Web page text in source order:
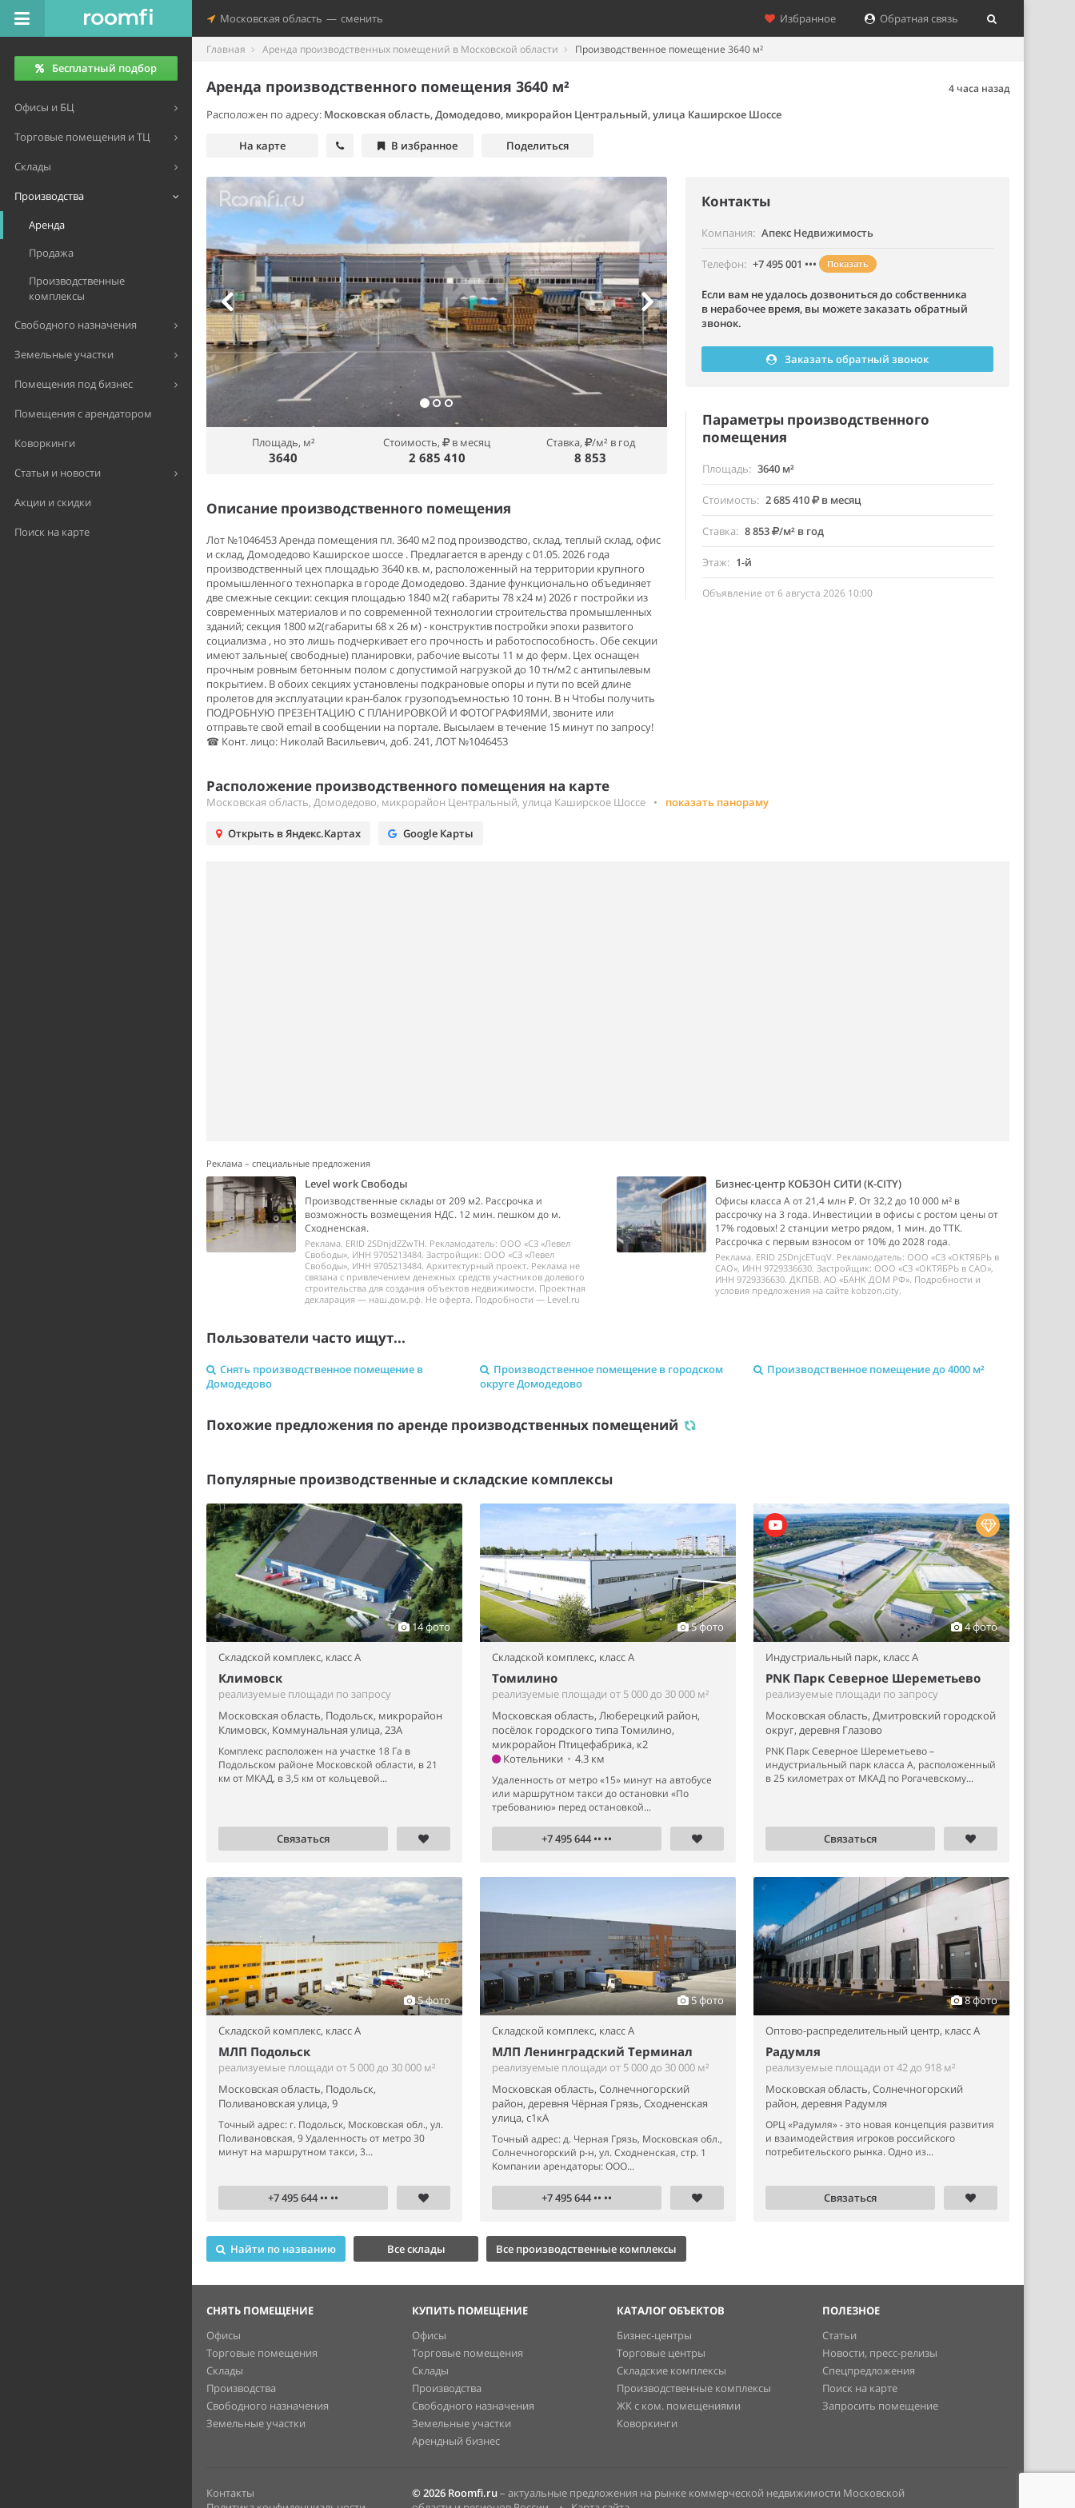
Московская область — сменить Избранное Обратная связь
Бесплатный подбор
Офисы и БЦ
Торговые помещения и ТЦ
Склады
Производства
Аренда
Продажа
Производственные
комплексы
Свободного назначения
Земельные участки
Помещения под бизнес
Помещения с арендатором
Коворкинги
Статьи и новости
Акции и скидки
Поиск на карте
Главная Аренда производственных помещений в Московской области Производственное помещение 3640 м²
Аренда производственного помещения 3640 м² 4 часа назад
Расположен по адресу: Московская область, Домодедово, микрорайон Центральный, улица Каширское Шоссе
На карте В избранное Поделиться
Площадь, м²
3640
Стоимость, в месяц
2 685 410
Ставка, /м² в год
8 853
Описание производственного помещения
Лот №1046453 Аренда помещения пл. 3640 м2 под производство, склад, теплый склад, офис
и склад, Домодедово Каширское шоссе . Предлагается в аренду с 01.05. 2026 года
производственный цех площадью 3640 кв. м, расположенный на территории крупного
промышленного технопарка в городе Домодедово. Здание функционально объединяет
две смежные секции: секция площадью 1840 м2( габариты 78 х24 м) 2026 г постройки из
современных материалов и по современной технологии строительства промышленных
зданий; секция 1800 м2(габариты 68 х 26 м) - конструктив постройки эпохи развитого
социализма , но это лишь подчеркивает его прочность и работоспособность. Обе секции
имеют зальные( свободные) планировки, рабочие высоты 11 м до ферм. Цех оснащен
прочным ровным бетонным полом с допустимой нагрузкой до 10 тн/м2 с антипылевым
покрытием. В обоих секциях установлены подкрановые опоры и пути по всей длине
пролетов для эксплуатации кран-балок грузоподъемностью 10 тонн. В н Чтобы получить
ПОДРОБНУЮ ПРЕЗЕНТАЦИЮ С ПЛАНИРОВКОЙ И ФОТОГРАФИЯМИ, звоните или
отправьте свой email в сообщении на портале. Высылаем в течение 15 минут по запросу!
☎ Конт. лицо: Николай Васильевич, доб. 241, ЛОТ №1046453
Контакты
Компания Апекс Недвижимость
Телефон +7 495 001 ••• Показать
Если вам не удалось дозвониться до собственника
в нерабочее время, вы можете заказать обратный
звонок.
Заказать обратный звонок
Параметры производственного
помещения
Площадь 3640 м²
Стоимость 2 685 410 в месяц
Ставка 8 853 /м² в год
Этаж 1-й
Объявление от 6 августа 2026 10:00
Расположение производственного помещения на карте
Московская область, Домодедово, микрорайон Центральный, улица Каширское Шоссе • показать панораму
Открыть в Яндекс.Картах Google Карты
Реклама – специальные предложения
Level work Свободы
Производственные склады от 209 м2. Рассрочка и
возможность возмещения НДС. 12 мин. пешком до м.
Сходненская.
Реклама. ERID 2SDnjdZZwTH. Рекламодатель: ООО «СЗ «Левел
Свободы», ИНН 9705213484. Застройщик: ООО «СЗ «Левел
Свободы», ИНН 9705213484. Архитектурный проект. Реклама не
связана с привлечением денежных средств участников долевого
строительства для создания объектов недвижимости. Проектная
декларация — наш.дом.рф. Не оферта. Подробности — Level.ru
Бизнес-центр КОБЗОН СИТИ (K-CITY)
Офисы класса А от 21,4 млн ₽. От 32,2 до 10 000 м² в
рассрочку на 3 года. Инвестиции в офисы с ростом цены от
17% годовых! 2 станции метро рядом, 1 мин. до ТТК.
Рассрочка с первым взносом от 10% до 2028 года.
Реклама. ERID 2SDnjcETuqV. Рекламодатель: ООО «СЗ «ОКТЯБРЬ в
САО», ИНН 9729336630. Застройщик: ООО «СЗ «ОКТЯБРЬ в САО»,
ИНН 9729336630. ДКПБВ. АО «БАНК ДОМ РФ». Подробности и
условия предложения на сайте kobzon.city.
Пользователи часто ищут...
Снять производственное помещение в
Домодедово
Производственное помещение в городском
округе Домодедово
Производственное помещение до 4000 м²
Похожие предложения по аренде производственных помещений
Популярные производственные и складские комплексы
14 фото
Складской комплекс, класс A
Климовск
реализуемые площади по запросу
Московская область, Подольск, микрорайон
Климовск, Коммунальная улица, 23А
Комплекс расположен на участке 18 Га в
Подольском районе Московской области, в 21
км от МКАД, в 3,5 км от кольцевой...
Связаться
5 фото
Складской комплекс, класс A
Томилино
реализуемые площади от 5 000 до 30 000 м²
Московская область, Люберецкий район,
посёлок городского типа Томилино,
микрорайон Птицефабрика, к2
Котельники • 4.3 км
Удаленность от метро «15» минут на автобусе
или маршрутном такси до остановки «По
требованию» перед остановкой...
+7 495 644 •• ••
4 фото
Индустриальный парк, класс A
PNK Парк Северное Шереметьево
реализуемые площади по запросу
Московская область, Дмитровский городской
округ, деревня Глазово
PNK Парк Северное Шереметьево –
индустриальный парк класса А, расположенный
в 25 километрах от МКАД по Рогачевскому...
Связаться
5 фото
Складской комплекс, класс A
МЛП Подольск
реализуемые площади от 5 000 до 30 000 м²
Московская область, Подольск,
Поливановская улица, 9
Точный адрес: г. Подольск, Московская обл., ул.
Поливановская, 9 Удаленность от метро 30
минут на маршрутном такси, 3...
+7 495 644 •• ••
5 фото
Складской комплекс, класс A
МЛП Ленинградский Терминал
реализуемые площади от 5 000 до 30 000 м²
Московская область, Солнечногорский
район, деревня Чёрная Грязь, Сходненская
улица, с1кА
Точный адрес: д. Черная Грязь, Московская обл.,
Солнечногорский р-н, ул. Сходненская, стр. 1
Компании арендаторы: ООО...
+7 495 644 •• ••
8 фото
Оптово-распределительный центр, класс A
Радумля
реализуемые площади от 42 до 918 м²
Московская область, Солнечногорский
район, деревня Радумля
ОРЦ «Радумля» - это новая концепция развития
и взаимодействия игроков российского
потребительского рынка. Одно из...
Связаться
Найти по названию Все склады Все производственные комплексы
СНЯТЬ ПОМЕЩЕНИЕ
Офисы
Торговые помещения
Склады
Производства
Свободного назначения
Земельные участки
КУПИТЬ ПОМЕЩЕНИЕ
Офисы
Торговые помещения
Склады
Производства
Свободного назначения
Земельные участки
Арендный бизнес
КАТАЛОГ ОБЪЕКТОВ
Бизнес-центры
Торговые центры
Складские комплексы
Производственные комплексы
ЖК с ком. помещениями
Коворкинги
ПОЛЕЗНОЕ
Статьи
Новости, пресс-релизы
Спецпредложения
Поиск на карте
Запросить помещение
Контакты
© 2026 Roomfi.ru– актуальные предложения на рынке коммерческой недвижимости Московской